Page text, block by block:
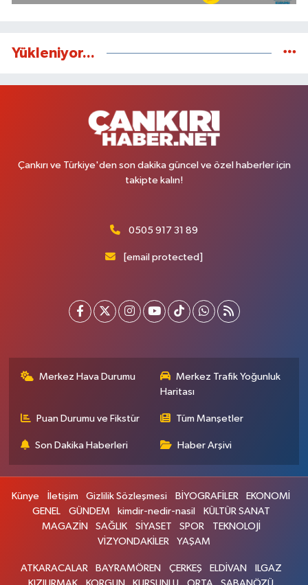
Yükleniyor...
Çankırı ve Türkiye'den son dakika güncel ve özel haberler için
takipte kalın!
0505 917 31 89
[email protected]
Merkez Hava Durumu
Merkez Trafik Yoğunluk
Haritası
Puan Durumu ve Fikstür Tüm Manşetler
Son Dakika Haberleri Haber Arşivi
Künye İletişim Gizlilik Sözleşmesi BİYOGRAFİLER
EKONOMİ
GENEL
GÜNDEM kimdir-nedir-nasil
KÜLTÜR SANAT
MAGAZİN
SAĞLIK SİYASET SPOR
TEKNOLOJİ
VİZYONDAKİLER
YAŞAM
ATKARACALAR BAYRAMÖREN ÇERKEŞ ELDİVAN
ILGAZ